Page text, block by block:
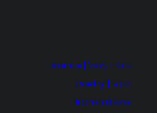
סִיעוּרֵי מָחוֹל | dance
שִׁירָה | poetry
translations